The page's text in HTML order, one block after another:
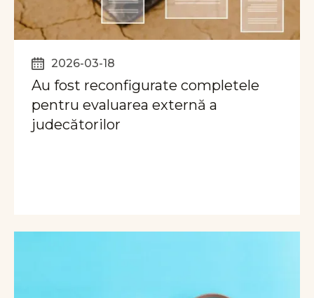
2026-03-18
Au fost reconfigurate completele
pentru evaluarea externă a
judecătorilor